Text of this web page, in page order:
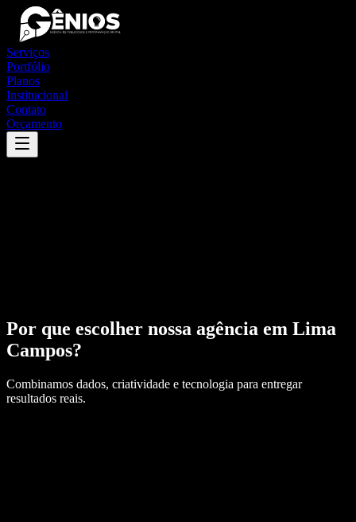
Serviços
Portfólio
Planos
Institucional
Contato
Orçamento
Por que escolher nossa agência em Lima
Campos?
Combinamos dados, criatividade e tecnologia para entregar
resultados reais.